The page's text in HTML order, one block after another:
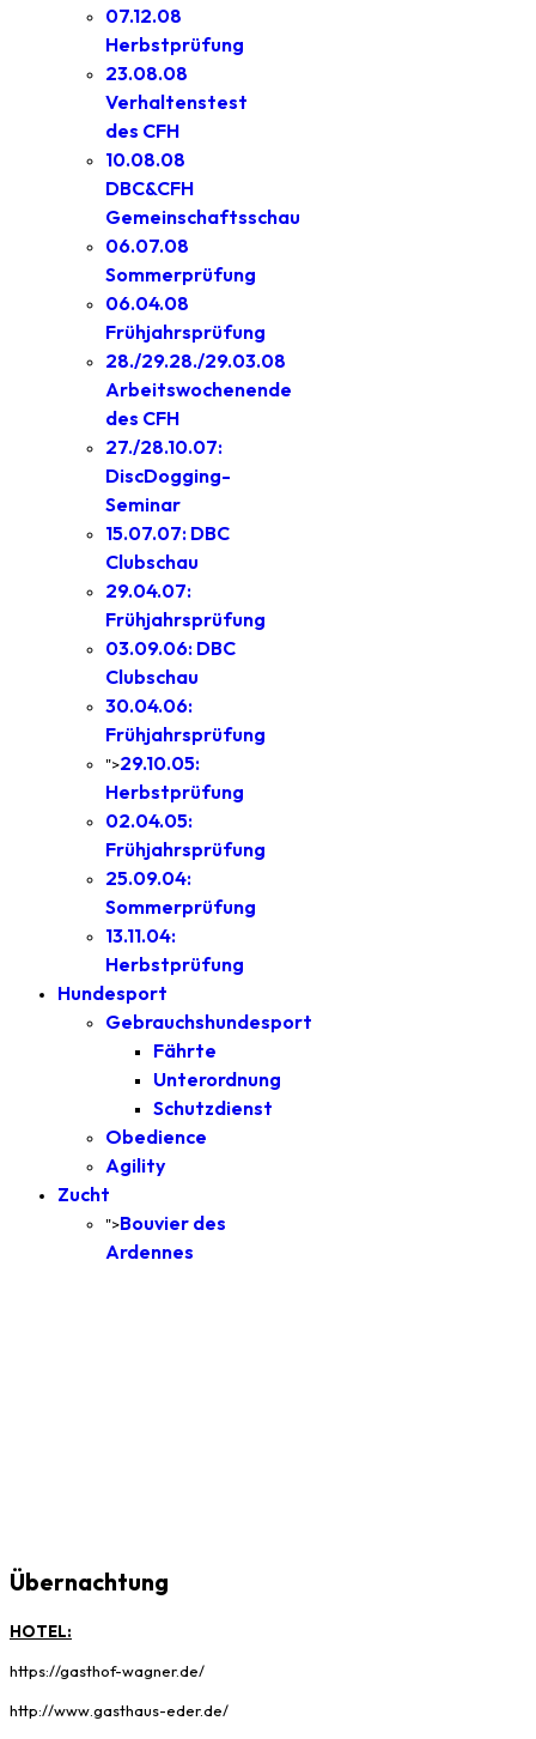
07.12.08
Herbstprüfung
23.08.08
Verhaltenstest
des CFH
10.08.08
DBC&CFH
Gemeinschaftsschau
06.07.08
Sommerprüfung
06.04.08
Frühjahrsprüfung
28./29.28./29.03.08
Arbeitswochenende
des CFH
27./28.10.07:
DiscDogging-
Seminar
15.07.07: DBC
Clubschau
29.04.07:
Frühjahrsprüfung
03.09.06: DBC
Clubschau
30.04.06:
Frühjahrsprüfung
">29.10.05:
Herbstprüfung
02.04.05:
Frühjahrsprüfung
25.09.04:
Sommerprüfung
13.11.04:
Herbstprüfung
Hundesport
Gebrauchshundesport
Fährte
Unterordnung
Schutzdienst
Obedience
Agility
Zucht
">Bouvier des
Ardennes
Übernachtung
HOTEL:
https://gasthof-wagner.de/
http://www.gasthaus-eder.de/